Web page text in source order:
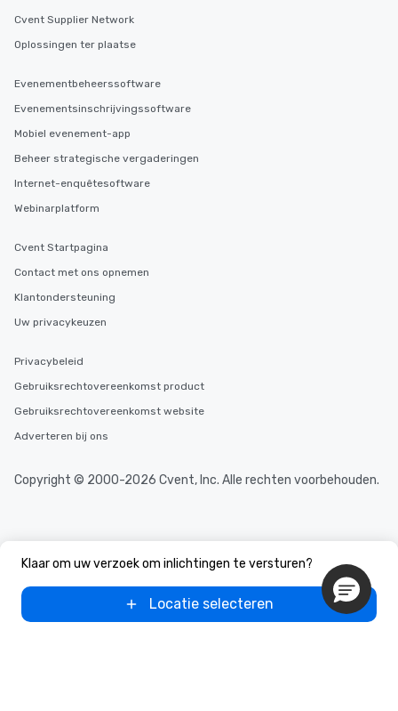
Klaar om uw verzoek om inlichtingen te versturen?
Locatie selecteren
Cvent Supplier Network
Oplossingen ter plaatse
Evenementbeheerssoftware
Evenementsinschrijvingssoftware
Mobiel evenement-app
Beheer strategische vergaderingen
Internet-enquêtesoftware
Webinarplatform
Cvent Startpagina
Contact met ons opnemen
Klantondersteuning
Uw privacykeuzen
Privacybeleid
Gebruiksrechtovereenkomst product
Gebruiksrechtovereenkomst website
Adverteren bij ons
Copyright © 2000-2026 Cvent, Inc. Alle rechten voorbehouden.